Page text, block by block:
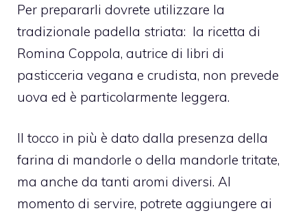
Per prepararli dovrete utilizzare la
tradizionale padella striata: la ricetta di
Romina Coppola, autrice di libri di
pasticceria vegana e crudista, non prevede
uova ed è particolarmente leggera.
Il tocco in più è dato dalla presenza della
farina di mandorle o della mandorle tritate,
ma anche da tanti aromi diversi. Al
momento di servire, potrete aggiungere ai